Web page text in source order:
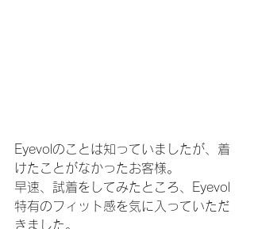
Eyevolのことは知っていましたが、着
けたことがなかったお客様。
早速、試着をしてみたところ、Eyevol
特有のフィット感を気に入っていただ
きました。